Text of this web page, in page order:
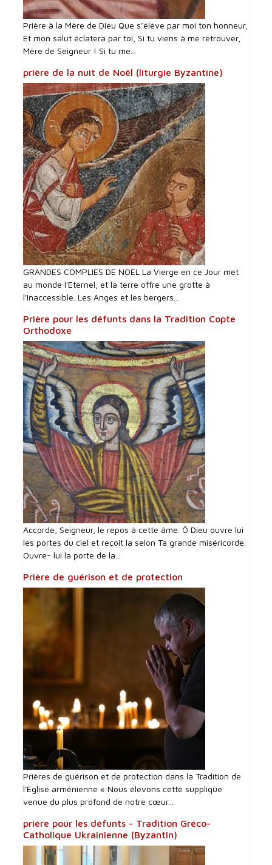
Prière à la Mère de Dieu Que s’élève par moi ton honneur,
Et mon salut éclatera par toi, Si tu viens à me retrouver,
Mère de Seigneur ! Si tu me...
prière de la nuit de Noël (liturgie Byzantine)
GRANDES COMPLIES DE NOEL La Vierge en ce Jour met
au monde l'Eternel, et la terre offre une grotte à
l'Inaccessible. Les Anges et les bergers...
Prière pour les défunts dans la Tradition Copte
Orthodoxe
Accorde, Seigneur, le repos à cette âme. Ô Dieu ouvre lui
les portes du ciel et reçoit la selon Ta grande miséricorde.
Ouvre- lui la porte de la...
Prière de guérison et de protection
Prières de guérison et de protection dans la Tradition de
l'Eglise arménienne « Nous élevons cette supplique
venue du plus profond de notre cœur...
prière pour les défunts - Tradition Gréco-
Catholique Ukrainienne (Byzantin)